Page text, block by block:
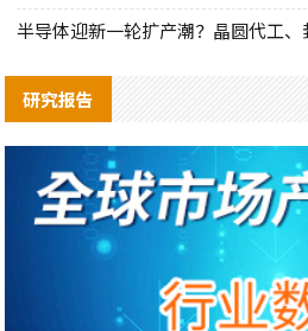
半导体迎新一轮扩产潮？晶圆代工、
研究报告